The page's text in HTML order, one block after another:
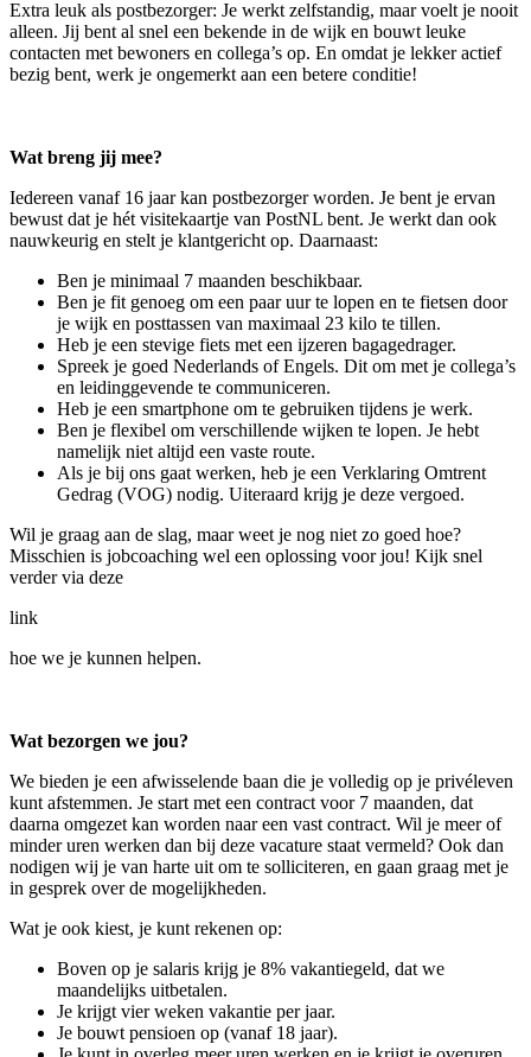
Extra leuk als postbezorger: Je werkt zelfstandig, maar voelt je nooit
alleen. Jij bent al snel een bekende in de wijk en bouwt leuke
contacten met bewoners en collega’s op. En omdat je lekker actief
bezig bent, werk je ongemerkt aan een betere conditie!
Wat breng jij mee?
Iedereen vanaf 16 jaar kan postbezorger worden. Je bent je ervan
bewust dat je hét visitekaartje van PostNL bent. Je werkt dan ook
nauwkeurig en stelt je klantgericht op. Daarnaast:
Ben je minimaal 7 maanden beschikbaar.
Ben je fit genoeg om een paar uur te lopen en te fietsen door
je wijk en posttassen van maximaal 23 kilo te tillen.
Heb je een stevige fiets met een ijzeren bagagedrager.
Spreek je goed Nederlands of Engels. Dit om met je collega’s
en leidinggevende te communiceren.
Heb je een smartphone om te gebruiken tijdens je werk.
Ben je flexibel om verschillende wijken te lopen. Je hebt
namelijk niet altijd een vaste route.
Als je bij ons gaat werken, heb je een Verklaring Omtrent
Gedrag (VOG) nodig. Uiteraard krijg je deze vergoed.
Wil je graag aan de slag, maar weet je nog niet zo goed hoe?
Misschien is jobcoaching wel een oplossing voor jou! Kijk snel
verder via deze
link
hoe we je kunnen helpen.
Wat bezorgen we jou?
We bieden je een afwisselende baan die je volledig op je privéleven
kunt afstemmen. Je start met een contract voor 7 maanden, dat
daarna omgezet kan worden naar een vast contract. Wil je meer of
minder uren werken dan bij deze vacature staat vermeld? Ook dan
nodigen wij je van harte uit om te solliciteren, en gaan graag met je
in gesprek over de mogelijkheden.
Wat je ook kiest, je kunt rekenen op:
Boven op je salaris krijg je 8% vakantiegeld, dat we
maandelijks uitbetalen.
Je krijgt vier weken vakantie per jaar.
Je bouwt pensioen op (vanaf 18 jaar).